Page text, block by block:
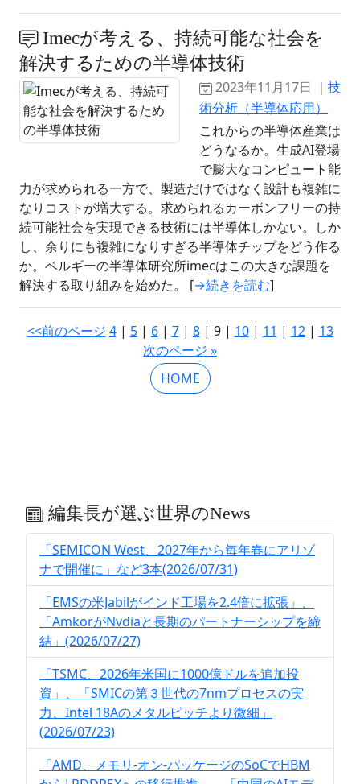
Imecが考える、持続可能な社会を
解決するための半導体技術
2023年11月17日 ｜ 技
術分析（半導体応用）
これからの半導体産業は
どうなるか。生成AI登場
で膨大なコンピュート能
力が求められる一方で、製造だけではなく設計も複雑に
なりコストが増大する。求められるカーボンフリーの持
続可能社会を実現できる技術には半導体しかない。しか
し、余りにも複雑になりすぎる半導体チップをどう作る
か。ベルギーの半導体研究所imecはこの大きな課題を
解決する取り組みを始めた。 [→続きを読む]
<<前のページ 4| 5| 6| 7| 8| 9 | 10| 11 | 12| 13
次のページ »
HOME
編集長が選ぶ世界のNews
「SEMICON West、2027年から毎年春にアリゾ
ナで開催に」など3本(2026/07/31)
「EMSの米Jabilがインド工場を2.4倍に拡張」、
「AmkorがNvdiaと長期のパートナーシップを締
結」(2026/07/27)
「TSMC、2026年米国に1000億ドルを追加投
資」、「SMICの第３世代の7nmプロセスの実
力、Intel 18Aのメタルピッチより微細」
(2026/07/23)
「AMD、メモリ-オン-パッケージのSoCでHBM